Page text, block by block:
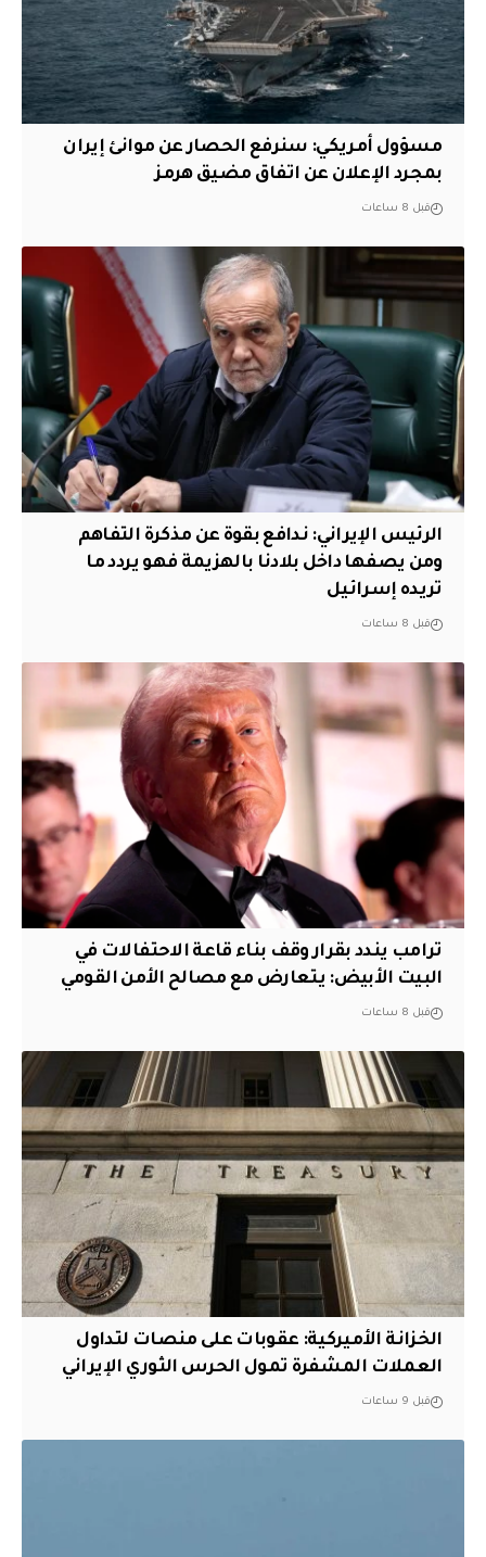
مسؤول أمريكي: سنرفع الحصار عن موانئ إيران
بمجرد الإعلان عن اتفاق مضيق هرمز
قبل 8 ساعات
الرئيس الإيراني: ندافع بقوة عن مذكرة التفاهم
ومن يصفها داخل بلادنا بالهزيمة فهو يردد ما
تريده إسرائيل
قبل 8 ساعات
ترامب يندد بقرار وقف بناء قاعة الاحتفالات في
البيت الأبيض: يتعارض مع مصالح الأمن القومي
قبل 8 ساعات
الخزانة الأميركية: عقوبات على منصات لتداول
العملات المشفرة تمول الحرس الثوري الإيراني
قبل 9 ساعات